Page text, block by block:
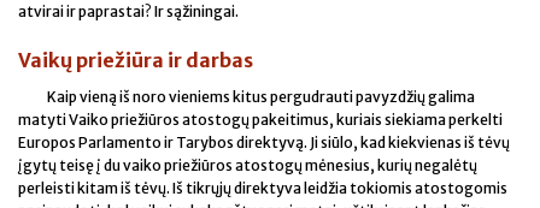
atvirai ir paprastai? Ir sąžiningai.
Vaikų priežiūra ir darbas
Kaip vieną iš noro vieniems kitus pergudrauti pavyzdžių galima
matyti Vaiko priežiūros atostogų pakeitimus, kuriais siekiama perkelti
Europos Parlamento ir Tarybos direktyvą. Ji siūlo, kad kiekvienas iš tėvų
įgytų teisę į du vaiko priežiūros atostogų mėnesius, kurių negalėtų
perleisti kitam iš tėvų. Iš tikrųjų direktyva leidžia tokiomis atostogomis